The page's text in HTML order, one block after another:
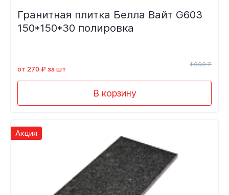
Гранитная плитка Белла Вайт G603
150*150*30 полировка
от 270 ₽ за шт
1 000 ₽
В корзину
Акция